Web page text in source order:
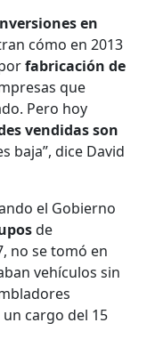
en
cómo en 2013
fabricación de
que
Pero hoy
vendidas son
baja”, dice David
el Gobierno
de
no se tomó en
vehículos sin
un cargo del 15